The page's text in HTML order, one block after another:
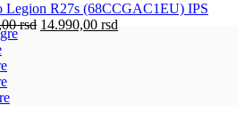
Legion R27s (68CCGAC1EU) IPS
rsd 14.990,00 rsd